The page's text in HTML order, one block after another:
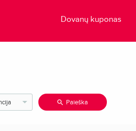
Dovanų kuponas
Paieška